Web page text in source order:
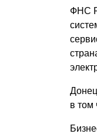
ФНС
в том